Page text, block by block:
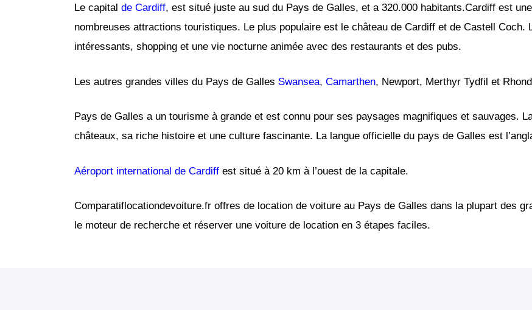
Le capital de Cardiff, est situé juste au sud du Pays de Galles, et a 320.000 habitants.Cardiff est
nombreuses attractions touristiques. Le plus populaire est le château de Cardiff et de Castell Coch.
intéressants, shopping et une vie nocturne animée avec des restaurants et des pubs.
Les autres grandes villes du Pays de Galles Swansea, Camarthen, Newport, Merthyr Tydfil et
Pays de Galles a un tourisme à grande et est connu pour ses paysages magnifiques et sauvages.
châteaux, sa riche histoire et une culture fascinante. La langue officielle du pays de Galles est
Aéroport international de Cardiff est situé à 20 km à l’ouest de la capitale.
Comparatiflocationdevoiture.fr offres de location de voiture au Pays de Galles dans la plupart des
le moteur de recherche et réserver une voiture de location en 3 étapes faciles.